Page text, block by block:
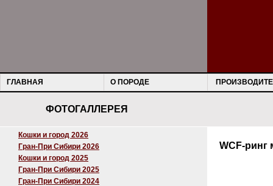
ГЛАВНАЯ О ПОРОДЕ
ФОТОГАЛЛЕРЕЯ
Кошки и город 2026
Гран-При Сибири 2026
Кошки и город 2025
Гран-При Сибири 2025
Гран-При Сибири 2024
WCF-ринг